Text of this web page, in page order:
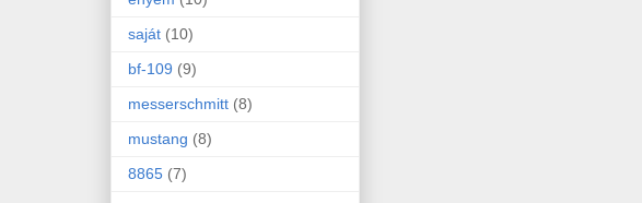
saját (10)
bf-109 (9)
messerschmitt (8)
mustang (8)
8865 (7)